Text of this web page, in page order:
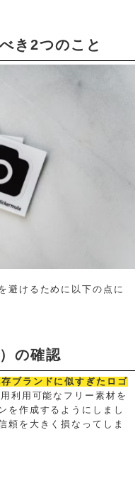
き2つのこと
避けるために以下の点に
の確認
ブランドに似すぎたロゴ
利用可能なフリー素材を
を作成するようにしまし
頼を大きく損なってしま